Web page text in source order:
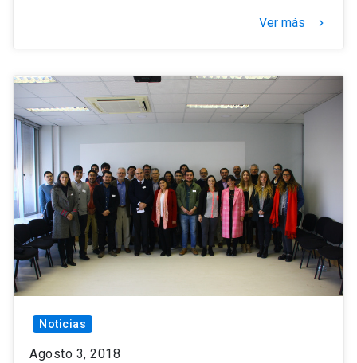
Ver más keyboard_arrow_right
Noticias
Agosto 3, 2018